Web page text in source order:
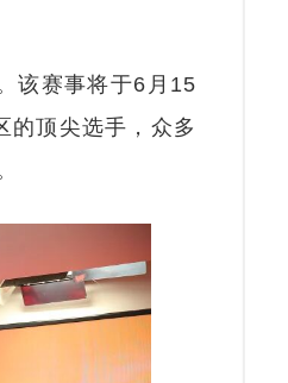
该赛事将于6月15
的顶尖选手，众多